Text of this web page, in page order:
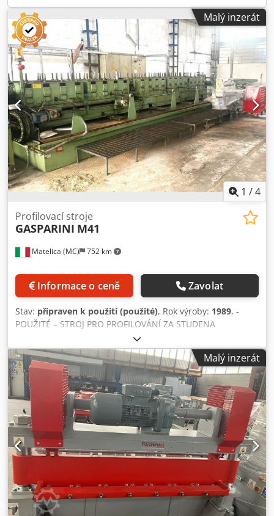
Malý inzerát
1 /4
Matelica (MC) 752 km
Profilovací stroje
GASPARINI M41
Informace o ceně Zavolat
Stav: připraven k použití (použité), Rok výroby: 1989, -
POUŽITÉ – STROJ PRO PROFILOVÁNÍ ZA STUDENA
Dkodjzqwf Nepfx Aczsr POČET STANIC: 20 HMOTNOST: 25
000 kg CELKOVÉ ROZMĚRY: 7300 x 2400 x 1500 mm
POZNÁMKA: PROFIL: ŠÍŘKA OD 85 mm DO 670 mm; DÉLKA
OD 2000 DO 5000 mm; TLOUŠŤKA OD 0,6 DO 1,5 mm,
AUTOMATICKÝ PROCES; 5 ČTYŘSTUPŇOVÝCH HLAV;
PROFILOVACÍ LINKA PRO VÝROBU KABELOVÝCH ŽLABŮ A
KRYTŮ KABELOVÝCH TRAS; VYBAVENO
VLOŽOVACÍMI/VYKLÁDACÍMI VÁLCOVÝMI DOPRAVNÍKY.
Malý inzerát